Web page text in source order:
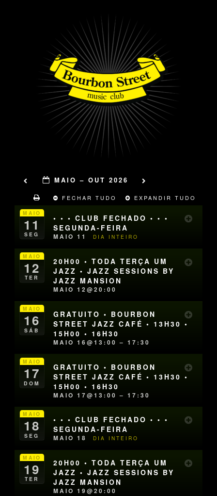
MAIO – OUT 2026
FECHAR TUDO EXPANDIR TUDO
MAIO
11
SEG
• • • CLUB FECHADO • • •
SEGUNDA-FEIRA
MAIO 11 DIA INTEIRO
MAIO
12
TER
20H00 • TODA TERÇA UM
JAZZ • JAZZ SESSIONS BY
JAZZ MANSION
MAIO 12@20:00
MAIO
16
SÁB
GRATUITO • BOURBON
STREET JAZZ CAFÉ • 13H30 •
15H00 • 16H30
MAIO 16@13:00 – 17:30
MAIO
17
DOM
GRATUITO • BOURBON
STREET JAZZ CAFÉ • 13H30 •
15H00 • 16H30
MAIO 17@13:00 – 17:30
MAIO
18
SEG
• • • CLUB FECHADO • • •
SEGUNDA-FEIRA
MAIO 18 DIA INTEIRO
MAIO
19
TER
20H00 • TODA TERÇA UM
JAZZ • JAZZ SESSIONS BY
JAZZ MANSION
MAIO 19@20:00